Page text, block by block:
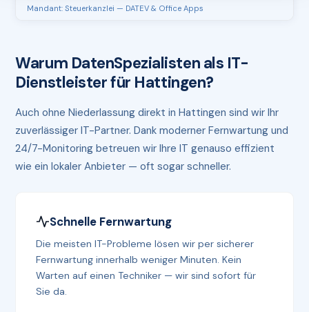
Mandant: Steuerkanzlei — DATEV & Office Apps
Warum DatenSpezialisten als IT-
Dienstleister für Hattingen?
Auch ohne Niederlassung direkt in Hattingen sind wir Ihr
zuverlässiger IT-Partner. Dank moderner Fernwartung und
24/7-Monitoring betreuen wir Ihre IT genauso effizient
wie ein lokaler Anbieter — oft sogar schneller.
Schnelle Fernwartung
Die meisten IT-Probleme lösen wir per sicherer
Fernwartung innerhalb weniger Minuten. Kein
Warten auf einen Techniker — wir sind sofort für
Sie da.